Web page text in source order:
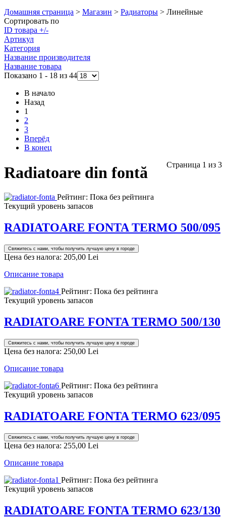
Домашняя страница > Магазин > Радиаторы > Линейные
Сортировать по
ID товара +/-
Артикул
Категория
Название производителя
Название товара
Показано 1 - 18 из 44
В начало
Назад
1
2
3
Вперёд
В конец
Страница 1 из 3
Radiatoare din fontă
Рейтинг: Пока без рейтинга
Текущий уровень запасов
RADIATOARE FONTA TERMO 500/095
Свяжитесь с нами, чтобы получить лучшую цену в городе
Цена без налога: 205,00 Lei
Описание товара
Рейтинг: Пока без рейтинга
Текущий уровень запасов
RADIATOARE FONTA TERMO 500/130
Свяжитесь с нами, чтобы получить лучшую цену в городе
Цена без налога: 250,00 Lei
Описание товара
Рейтинг: Пока без рейтинга
Текущий уровень запасов
RADIATOARE FONTA TERMO 623/095
Свяжитесь с нами, чтобы получить лучшую цену в городе
Цена без налога: 255,00 Lei
Описание товара
Рейтинг: Пока без рейтинга
Текущий уровень запасов
RADIATOARE FONTA TERMO 623/130